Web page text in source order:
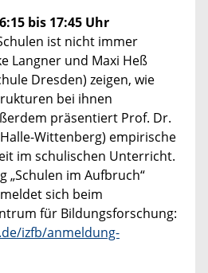
bis 17:45 Uhr
ist nicht immer
Langner und Maxi Heß
Dresden) zeigen, wie
bei ihnen
präsentiert Prof. Dr.
Wittenberg) empirische
im schulischen Unterricht.
„Schulen im Aufbruch“
sich beim
für Bildungsforschung:
izfb/anmeldung-